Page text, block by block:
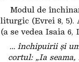
Modul de
liturgic (Evrei 8, 5).
(a se vedea Isaia 6,
… închipuirii și
cortul: „Ia